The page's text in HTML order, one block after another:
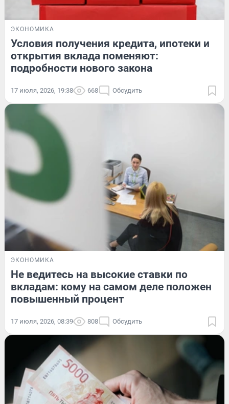
ЭКОНОМИКА
Условия получения кредита, ипотеки и
открытия вклада поменяют:
подробности нового закона
17 июля, 2026, 19:38 668 Обсудить
ЭКОНОМИКА
Не ведитесь на высокие ставки по
вкладам: кому на самом деле положен
повышенный процент
17 июля, 2026, 08:39 808 Обсудить